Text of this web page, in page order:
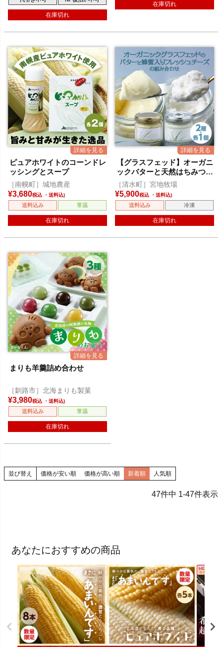
在庫切れ
在庫切れ
ピュアホワイトのコーンドレ
ッシングとスープ
［南幌町］城地農産
¥3,680税込
送料込み 常温
在庫切れ
【グラスフェッド】オーガニ
ックバターと天然はちみつ入
りオーガニックフロマージュ
ブランのセット
［清水町］宮地牧場
¥5,900税込
送料込み 冷凍
在庫切れ
まりも羊羹詰め合わせ
［釧路市］北海まりも製菓
¥3,980税込
送料込み 常温
在庫切れ
並び替え 価格が安い順 価格が高い順 新着順 人気順
47件中 1-47件表示
あなたにおすすめの商品